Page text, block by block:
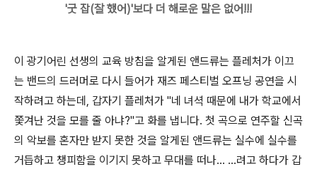
'굿 잡(잘 했어)'보다 더 해로운 말은 없어!!!
이 광기어린 선생의 교육 방침을 알게된 앤드류는 플레처가 이끄
는 밴드의 드러머로 다시 들어가 재즈 페스티벌 오프닝 공연을 시
작하려고 하는데, 갑자기 플레처가 "네 녀셕 때문에 내가 학교에서
쫓겨난 것을 모를 줄 아냐?"고 화를 냅니다. 첫 곡으로 연주할 신곡
의 악보를 혼자만 받지 못한 것을 알게된 앤드류는 실수에 실수를
거듭하고 챙피함을 이기지 못하고 무대를 떠나... ...려고 하다가 갑